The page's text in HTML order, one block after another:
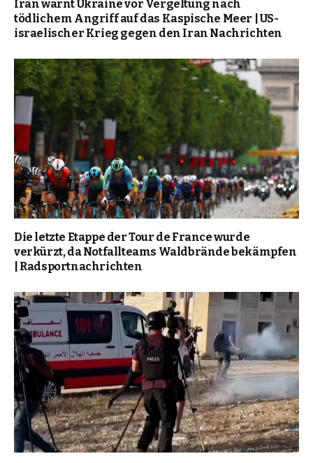
Iran warnt Ukraine vor Vergeltung nach
tödlichem Angriff auf das Kaspische Meer | US-
israelischer Krieg gegen den Iran Nachrichten
Die letzte Etappe der Tour de France wurde
verkürzt, da Notfallteams Waldbrände bekämpfen
| Radsportnachrichten